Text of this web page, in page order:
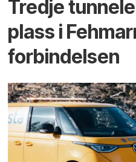
Tredje
plass i
forbindelsen